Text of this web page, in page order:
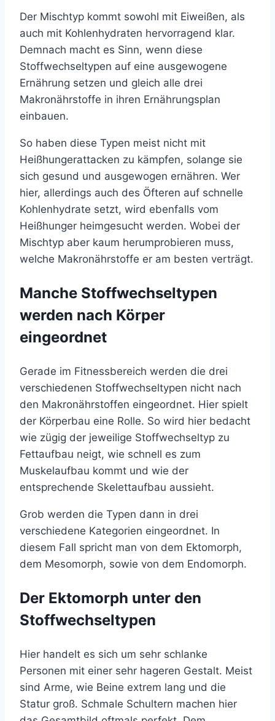
Der Mischtyp kommt sowohl mit Eiweißen, als
auch mit Kohlenhydraten hervorragend klar.
Demnach macht es Sinn, wenn diese
Stoffwechseltypen auf eine ausgewogene
Ernährung setzen und gleich alle drei
Makronährstoffe in ihren Ernährungsplan
einbauen.
So haben diese Typen meist nicht mit
Heißhungerattacken zu kämpfen, solange sie
sich gesund und ausgewogen ernähren. Wer
hier, allerdings auch des Öfteren auf schnelle
Kohlenhydrate setzt, wird ebenfalls vom
Heißhunger heimgesucht werden. Wobei der
Mischtyp aber kaum herumprobieren muss,
welche Makronährstoffe er am besten verträgt.
Manche Stoffwechseltypen
werden nach Körper
eingeordnet
Gerade im Fitnessbereich werden die drei
verschiedenen Stoffwechseltypen nicht nach
den Makronährstoffen eingeordnet. Hier spielt
der Körperbau eine Rolle. So wird hier bedacht
wie zügig der jeweilige Stoffwechseltyp zu
Fettaufbau neigt, wie schnell es zum
Muskelaufbau kommt und wie der
entsprechende Skelettaufbau aussieht.
Grob werden die Typen dann in drei
verschiedene Kategorien eingeordnet. In
diesem Fall spricht man von dem Ektomorph,
dem Mesomorph, sowie von dem Endomorph.
Der Ektomorph unter den
Stoffwechseltypen
Hier handelt es sich um sehr schlanke
Personen mit einer sehr hageren Gestalt. Meist
sind Arme, wie Beine extrem lang und die
Statur groß. Schmale Schultern machen hier